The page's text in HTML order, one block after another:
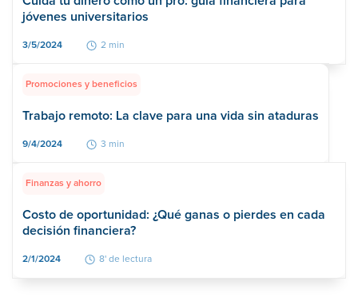
jóvenes universitarios
3/5/2024 2 min
Promociones y beneficios
Trabajo remoto: La clave para una vida sin ataduras
9/4/2024 3 min
Finanzas y ahorro
Costo de oportunidad: ¿Qué ganas o pierdes en cada
decisión financiera?
2/1/2024 8' de lectura